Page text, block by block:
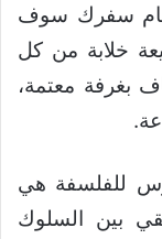
سفرك سوف
خلابة من كل
بغرفة معتمة،
للفلسفة هي
بين السلوك